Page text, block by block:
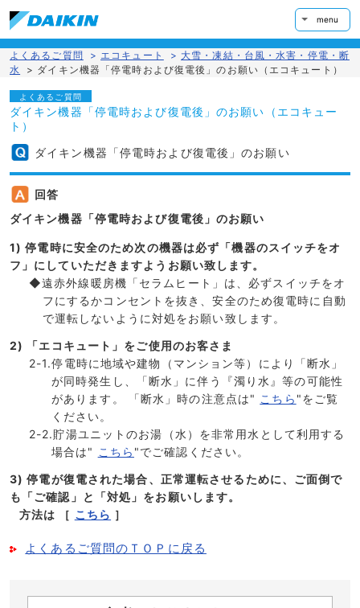
menu
よくあるご質問 > エコキュート > 大雪・凍結・台風・水害・停電・断
水
> ダイキン機器「停電時および復電後」のお願い（エコキュート）
よくあるご質問
ダイキン機器「停電時および復電後」のお願い（エコキュー
ト）
ダイキン機器「停電時および復電後」のお願い
回答
ダイキン機器「停電時および復電後」のお願い
1) 停電時に安全のため次の機器は必ず「機器のスイッチをオ
フ」にしていただきますようお願い致します。
◆遠赤外線暖房機「セラムヒート」は、必ずスイッチをオ
フにするかコンセントを抜き、安全のため復電時に自動
で運転しないように対処をお願い致します。
2) 「エコキュート」をご使用のお客さま
2-1.停電時に地域や建物（マンション等）により「断水」
が同時発生し、「断水」に伴う『濁り水』等の可能性
があります。 「断水」時の注意点は" こちら "をご覧
ください。
2-2.貯湯ユニットのお湯（水）を非常用水として利用する
場合は" こちら "でご確認ください。
3) 停電が復電された場合、正常運転させるために、ご面倒で
も「ご確認」と「対処」をお願いします。
方法は ［ こちら ］
よくあるご質問のＴＯＰに戻る